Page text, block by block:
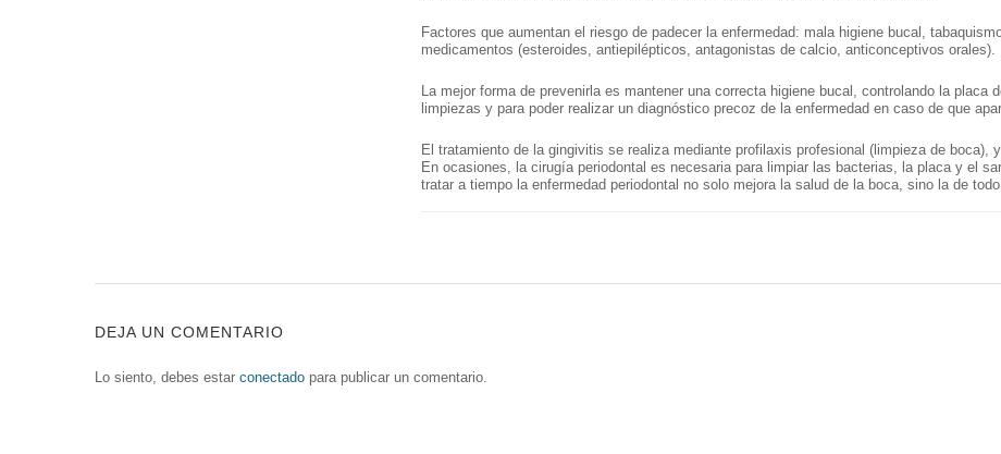
Factores que aumentan el riesgo de padecer la enfermedad: mala higiene bucal,
medicamentos (esteroides, antiepilépticos, antagonistas de calcio, anticonceptivos orales).
La mejor forma de prevenirla es mantener una correcta higiene bucal, controlando la
limpiezas y para poder realizar un diagnóstico precoz de la enfermedad en caso de que
El tratamiento de la gingivitis se realiza mediante profilaxis profesional (limpieza de boca),
En ocasiones, la cirugía periodontal es necesaria para limpiar las bacterias, la placa y el
tratar a tiempo la enfermedad periodontal no solo mejora la salud de la boca, sino la de todo
DEJA UN COMENTARIO
Lo siento, debes estar conectado para publicar un comentario.